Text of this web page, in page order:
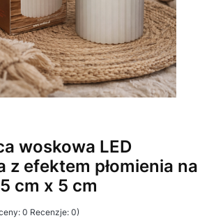
woskowa LED
z efektem płomienia na
cm x 5 cm
0 Recenzje: 0)